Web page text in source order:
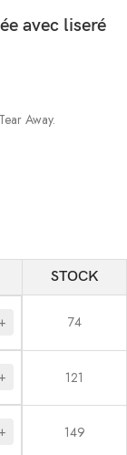
avec liseré
Away.
STOCK
+ 74
+ 121
+ 149